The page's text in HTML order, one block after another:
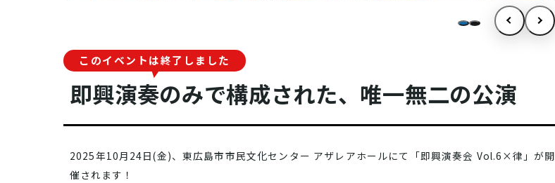
このイベントは終了しました
即興演奏のみで構成された、唯一無二の公演
2025年10月24日(金)、東広島市市民文化センター アザレアホールにて「即興演奏会 Vol.6×律」が開
催されます！